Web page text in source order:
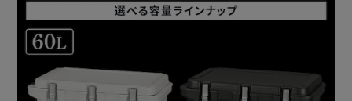
・超低温：-16℃の保冷力／約7時間保持。
【選べる2タイプ】
・急速凍結タイプ：超低温タイプと比較して凍結速度が約2
倍！短い冷凍時間で使用可能！